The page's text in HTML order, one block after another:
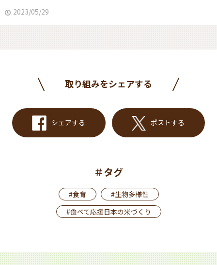
2023/05/29
取り組みをシェアする
シェアする ポストする
＃タグ
#食育
#生物多様性
#食べて応援日本の米づくり